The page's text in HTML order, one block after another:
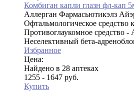
Комбиган капли глазн фл-кап
Аллерган Фармасьютикэлз
Офтальмологическое средство
Противоглаукомное средство
Неселективный бета-
Избранное
Цена:
Найдено в 28 аптеках
1255 - 1647 руб.
Купить